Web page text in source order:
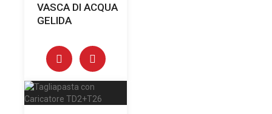
VASCA DI ACQUA
GELIDA